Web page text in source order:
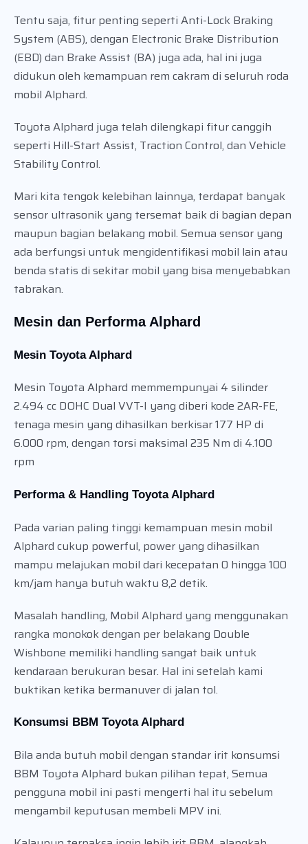
Tentu saja, fitur penting seperti Anti-Lock Braking
System (ABS), dengan Electronic Brake Distribution
(EBD) dan Brake Assist (BA) juga ada, hal ini juga
didukun oleh kemampuan rem cakram di seluruh roda
mobil Alphard.
Toyota Alphard juga telah dilengkapi fitur canggih
seperti Hill-Start Assist, Traction Control, dan Vehicle
Stability Control.
Mari kita tengok kelebihan lainnya, terdapat banyak
sensor ultrasonik yang tersemat baik di bagian depan
maupun bagian belakang mobil. Semua sensor yang
ada berfungsi untuk mengidentifikasi mobil lain atau
benda statis di sekitar mobil yang bisa menyebabkan
tabrakan.
Mesin dan Performa Alphard
Mesin Toyota Alphard
Mesin Toyota Alphard memmempunyai 4 silinder
2.494 cc DOHC Dual VVT-I yang diberi kode 2AR-FE,
tenaga mesin yang dihasilkan berkisar 177 HP di
6.000 rpm, dengan torsi maksimal 235 Nm di 4.100
rpm
Performa & Handling Toyota Alphard
Pada varian paling tinggi kemampuan mesin mobil
Alphard cukup powerful, power yang dihasilkan
mampu melajukan mobil dari kecepatan 0 hingga 100
km/jam hanya butuh waktu 8,2 detik.
Masalah handling, Mobil Alphard yang menggunakan
rangka monokok dengan per belakang Double
Wishbone memiliki handling sangat baik untuk
kendaraan berukuran besar. Hal ini setelah kami
buktikan ketika bermanuver di jalan tol.
Konsumsi BBM Toyota Alphard
Bila anda butuh mobil dengan standar irit konsumsi
BBM Toyota Alphard bukan pilihan tepat, Semua
pengguna mobil ini pasti mengerti hal itu sebelum
mengambil keputusan membeli MPV ini.